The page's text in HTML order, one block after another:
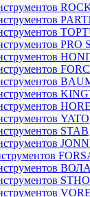
PRO
YATO
STAB